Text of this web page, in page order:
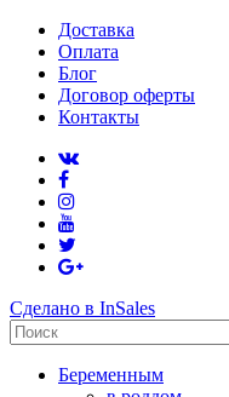
Доставка
Оплата
Блог
Договор оферты
Контакты
Сделано в InSales
Беременным